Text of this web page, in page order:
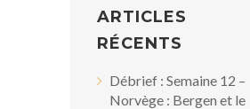
ARTICLES
RÉCENTS
Débrief : Semaine 12 –
Norvège : Bergen et le